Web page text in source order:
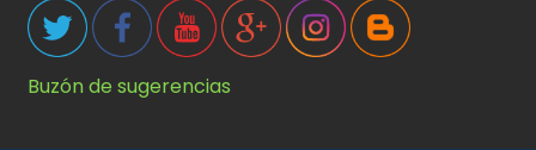
Buzón de sugerencias